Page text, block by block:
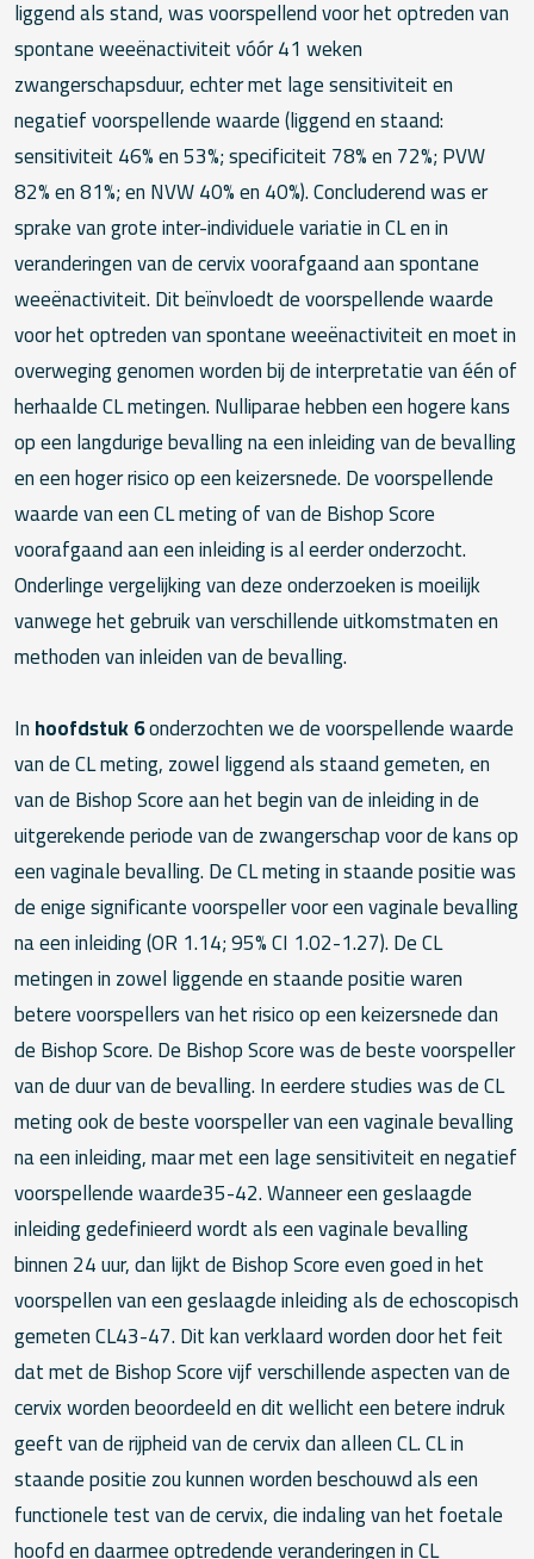
liggend als stand, was voorspellend voor het optreden van
spontane weeënactiviteit vóór 41 weken
zwangerschapsduur, echter met lage sensitiviteit en
negatief voorspellende waarde (liggend en staand:
sensitiviteit 46% en 53%; specificiteit 78% en 72%; PVW
82% en 81%; en NVW 40% en 40%). Concluderend was er
sprake van grote inter-individuele variatie in CL en in
veranderingen van de cervix voorafgaand aan spontane
weeënactiviteit. Dit beïnvloedt de voorspellende waarde
voor het optreden van spontane weeënactiviteit en moet in
overweging genomen worden bij de interpretatie van één of
herhaalde CL metingen. Nulliparae hebben een hogere kans
op een langdurige bevalling na een inleiding van de bevalling
en een hoger risico op een keizersnede. De voorspellende
waarde van een CL meting of van de Bishop Score
voorafgaand aan een inleiding is al eerder onderzocht.
Onderlinge vergelijking van deze onderzoeken is moeilijk
vanwege het gebruik van verschillende uitkomstmaten en
methoden van inleiden van de bevalling.
Inhoofdstuk 6onderzochten we de voorspellende waarde
van de CL meting, zowel liggend als staand gemeten, en
van de Bishop Score aan het begin van de inleiding in de
uitgerekende periode van de zwangerschap voor de kans op
een vaginale bevalling. De CL meting in staande positie was
de enige significante voorspeller voor een vaginale bevalling
na een inleiding (OR 1.14; 95% CI 1.02-1.27). De CL
metingen in zowel liggende en staande positie waren
betere voorspellers van het risico op een keizersnede dan
de Bishop Score. De Bishop Score was de beste voorspeller
van de duur van de bevalling. In eerdere studies was de CL
meting ook de beste voorspeller van een vaginale bevalling
na een inleiding, maar met een lage sensitiviteit en negatief
voorspellende waarde35-42. Wanneer een geslaagde
inleiding gedefinieerd wordt als een vaginale bevalling
binnen 24 uur, dan lijkt de Bishop Score even goed in het
voorspellen van een geslaagde inleiding als de echoscopisch
gemeten CL43-47. Dit kan verklaard worden door het feit
dat met de Bishop Score vijf verschillende aspecten van de
cervix worden beoordeeld en dit wellicht een betere indruk
geeft van de rijpheid van de cervix dan alleen CL. CL in
staande positie zou kunnen worden beschouwd als een
functionele test van de cervix, die indaling van het foetale
hoofd en daarmee optredende veranderingen in CL